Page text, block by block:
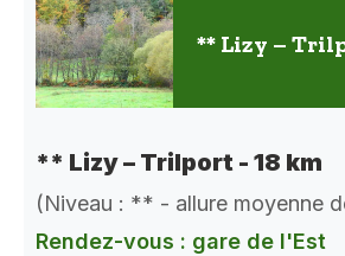
** Lizy –
** Lizy – Trilport - 18 km
(Niveau : ** - allure moyenne
Rendez-vous : gare de l'Est